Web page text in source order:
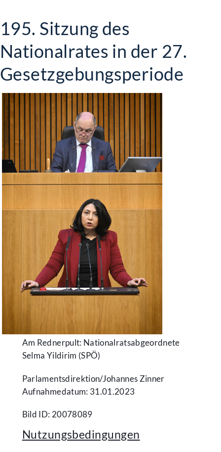
195. Sitzung des
Nationalrates in der 27.
Gesetzgebungsperiode
Am Rednerpult: Nationalratsabgeordnete
Selma Yildirim (SPÖ)
Parlamentsdirektion/​Johannes Zinner
Aufnahmedatum: 31.01.2023
Bild ID: 20078089
Nutzungsbedingungen